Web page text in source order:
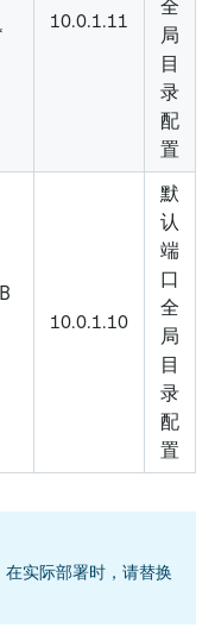
10.0.1.11
全
局
目
录
配
置
10.0.1.10
默
认
端
口
全
局
目
录
配
置
实际部署时，请替换